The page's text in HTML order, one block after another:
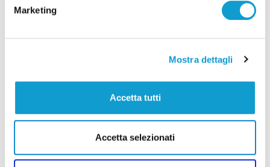
Marketing
Mostra dettagli
Accetta tutti
Accetta selezionati
di Gloria Caioni